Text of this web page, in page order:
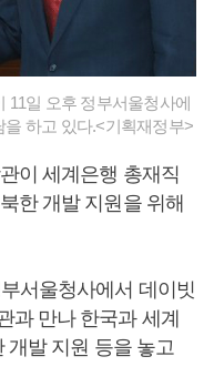
11일 오후 정부서울청사에
하고 있다.<기획재정부>
이 세계은행 총재직
한 개발 지원을 위해
서울청사에서 데이빗
과 만나 한국과 세계
개발 지원 등을 놓고